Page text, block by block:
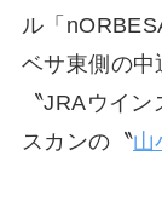
ル「
ベサ東側の中
〝JRAウイ
スカンの〝山